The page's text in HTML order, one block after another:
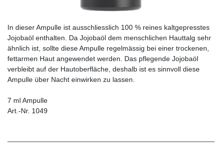
In dieser Ampulle ist ausschliesslich 100 % reines kaltgepresstes
Jojobaöl enthalten. Da Jojobaöl dem menschlichen Hauttalg sehr
ähnlich ist, sollte diese Ampulle regelmässig bei einer trockenen,
fettarmen Haut angewendet werden. Das pflegende Jojobaöl
verbleibt auf der Hautoberfläche, deshalb ist es sinnvoll diese
Ampulle über Nacht einwirken zu lassen.
7 ml Ampulle
Art.-Nr. 1049